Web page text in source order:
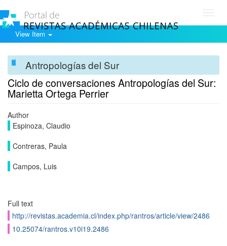
View Item
Antropologías del Sur
Ciclo de conversaciones Antropologías del Sur:
Marietta Ortega Perrier
Author
Espinoza, Claudio
Contreras, Paula
Campos, Luis
Full text
http://revistas.academia.cl/index.php/rantros/article/view/2486
10.25074/rantros.v10i19.2486